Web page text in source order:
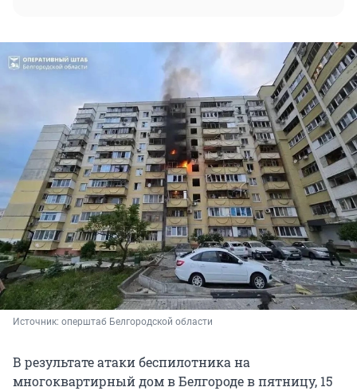
Источник: оперштаб Белгородской области
В результате атаки беспилотника на
многоквартирный дом в Белгороде в пятницу, 15